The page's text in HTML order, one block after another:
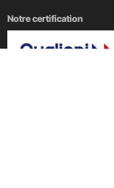
Notre certification